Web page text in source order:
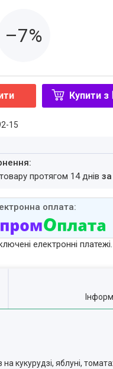
–7%
Купити з
15
протягом 14 днів
електронні
кукурудзі, яблуні,